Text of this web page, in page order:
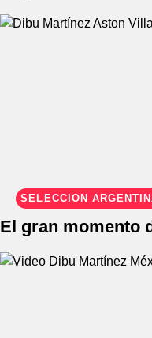
SELECCIÓN
El gran momento